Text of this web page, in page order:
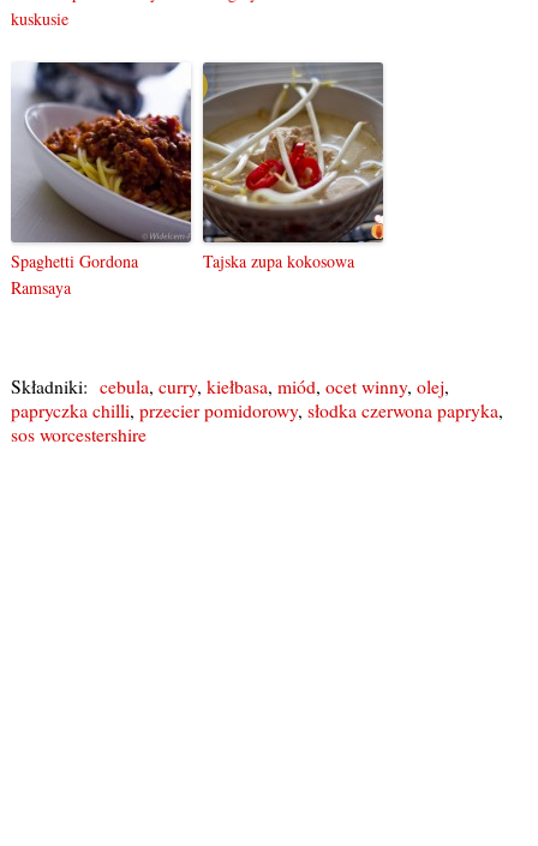
kuskusie
Spaghetti Gordona
Ramsaya
Tajska zupa kokosowa
Składniki: cebula, curry, kiełbasa, miód, ocet winny, olej,
papryczka chilli, przecier pomidorowy, słodka czerwona papryka,
sos worcestershire